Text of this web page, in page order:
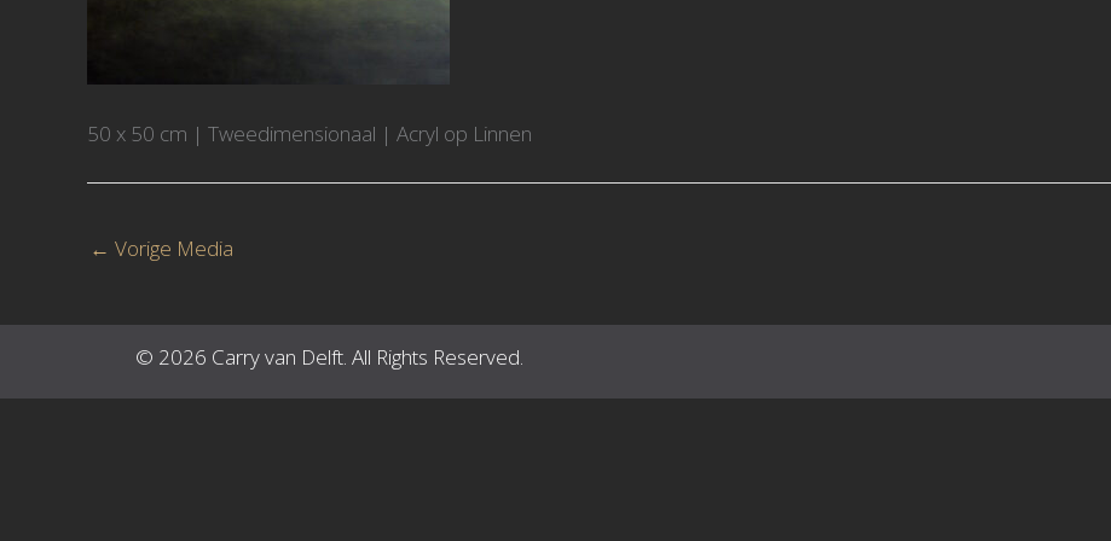
50 x 50 cm | Tweedimensionaal | Acryl op Linnen
← Vorige Media
© 2026 Carry van Delft. All Rights Reserved.